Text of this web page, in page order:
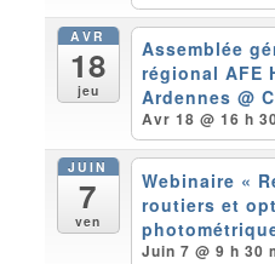
AVR
18
jeu
Assemblée
régional AFE
Ardennes@
Avr 18 @ 16 h
JUIN
7
ven
Webinaire «
routiers et
Juin 7 @ 9 h 30